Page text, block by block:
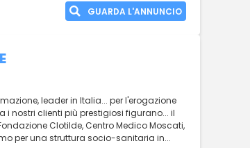
GUARDA L'ANNUNCIO
leader in Italia... per l'erogazione
nostri clienti più prestigiosi figurano... il
Clotilde, Centro Medico Moscati,
per una struttura socio-sanitaria in...